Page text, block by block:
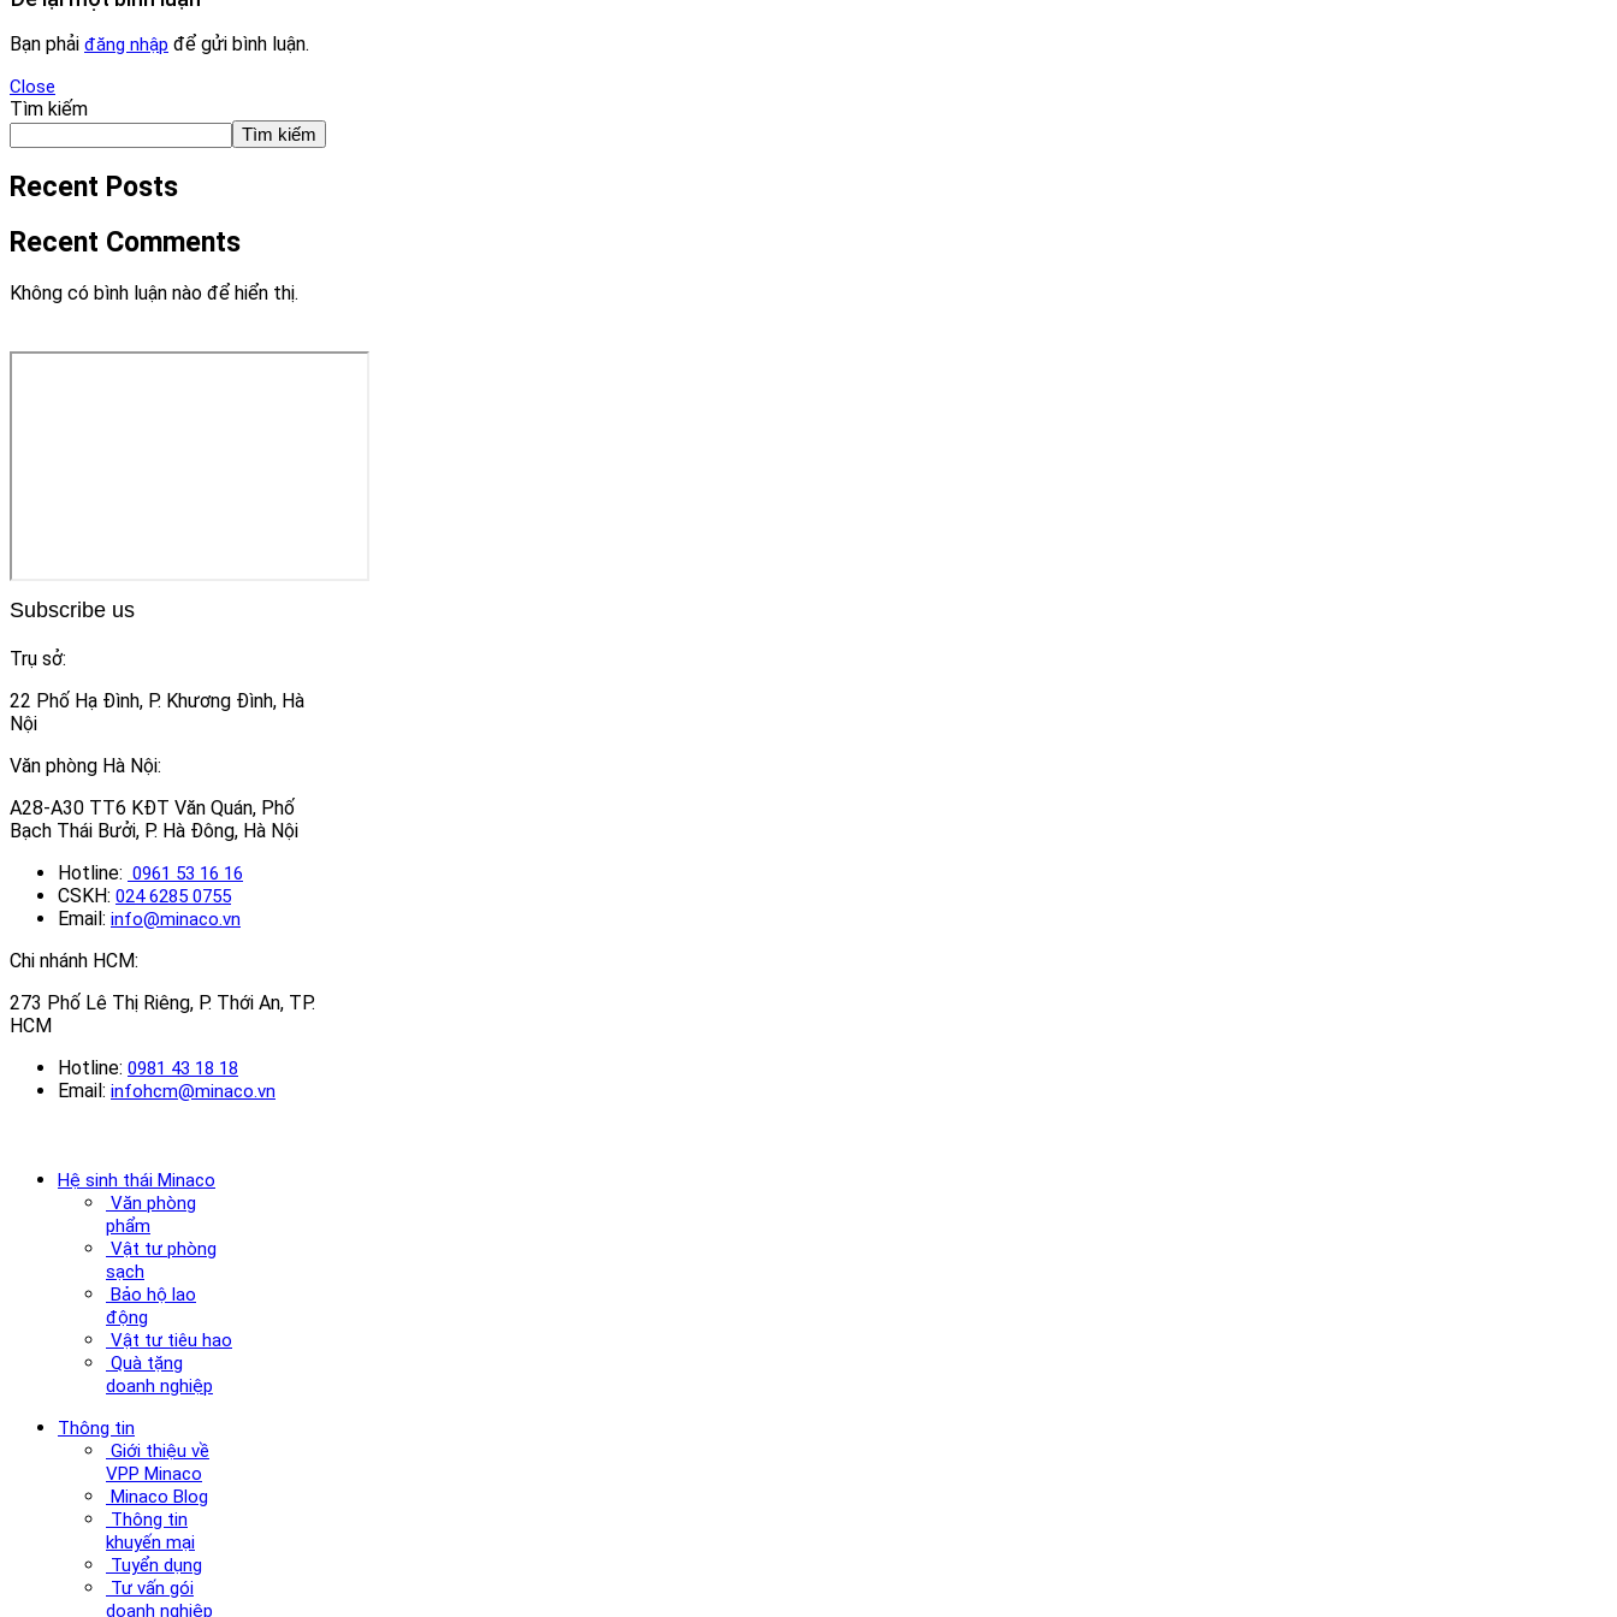
Bạn phải đăng nhập để gửi bình luận.
Close
Tìm kiếm
Tìm kiếm
Recent Posts
Recent Comments
Không có bình luận nào để hiển thị.
Subscribe us
Trụ sở:
22 Phố Hạ Đình, P. Khương Đình, Hà
Nội
Văn phòng Hà Nội:
A28-A30 TT6 KĐT Văn Quán, Phố
Bạch Thái Bưởi, P. Hà Đông, Hà Nội
Hotline: 0961 53 16 16
CSKH: 024 6285 0755
Email: info@minaco.vn
Chi nhánh HCM:
273 Phố Lê Thị Riêng, P. Thới An, TP.
HCM
Hotline: 0981 43 18 18
Email: infohcm@minaco.vn
Hệ sinh thái Minaco
Văn phòng
phẩm
Vật tư phòng
sạch
Bảo hộ lao
động
Vật tư tiêu hao
Quà tặng
doanh nghiệp
Thông tin
Giới thiệu về
VPP Minaco
Minaco Blog
Thông tin
khuyến mại
Tuyển dụng
Tư vấn gói
doanh nghiệp